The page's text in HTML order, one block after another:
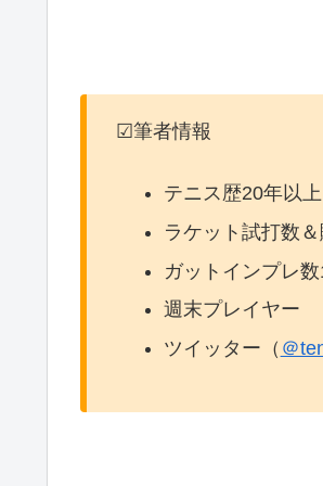
☑筆者情報
テニス歴20年以上
ラケット試打数
ガットインプレ
週末プレイヤー
ツイッター（ ＠